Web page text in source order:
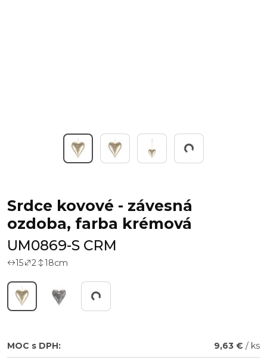
Working...
Srdce kovové - závesná
ozdoba, farba krémová
UM0869-S CRM
15 2 18cm
Working...
MOC s DPH: 9,63 € / ks